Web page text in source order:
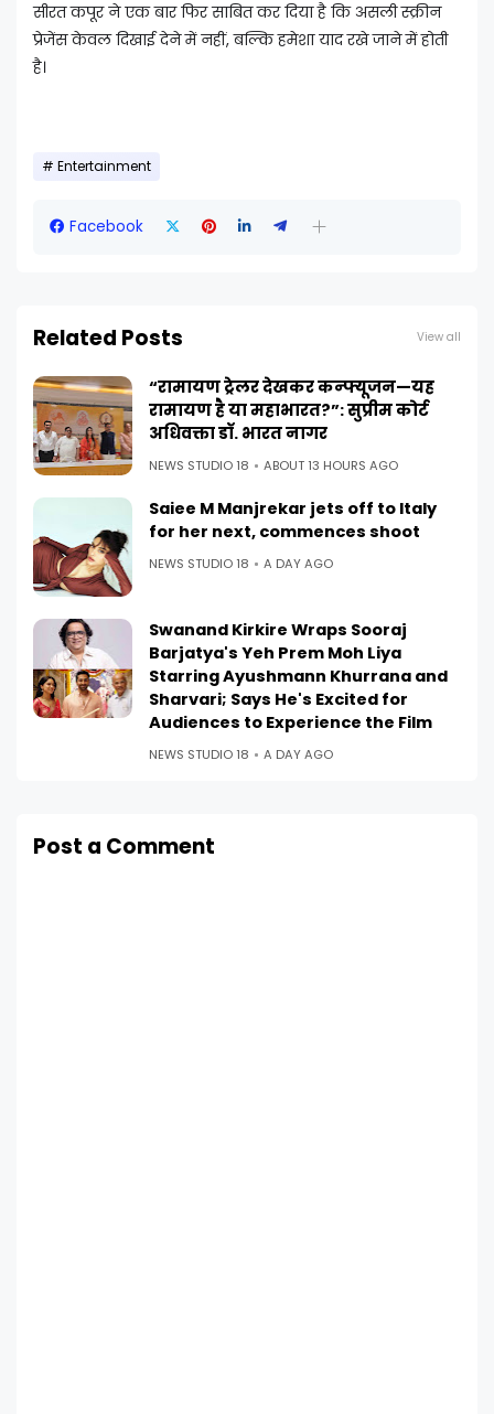
सीरत कपूर ने एक बार फिर साबित कर दिया है कि असली स्क्रीन
प्रेजेंस केवल दिखाई देने में नहीं, बल्कि हमेशा याद रखे जाने में होती
है।
Entertainment
Facebook
Related Posts View all
“रामायण ट्रेलर देखकर कन्फ्यूजन—यह
रामायण है या महाभारत?”: सुप्रीम कोर्ट
अधिवक्ता डॉ. भारत नागर
NEWS STUDIO 18 ABOUT 13 HOURS AGO
Saiee M Manjrekar jets off to Italy
for her next, commences shoot
NEWS STUDIO 18 A DAY AGO
Swanand Kirkire Wraps Sooraj
Barjatya's Yeh Prem Moh Liya
Starring Ayushmann Khurrana and
Sharvari; Says He's Excited for
Audiences to Experience the Film
NEWS STUDIO 18 A DAY AGO
Post a Comment